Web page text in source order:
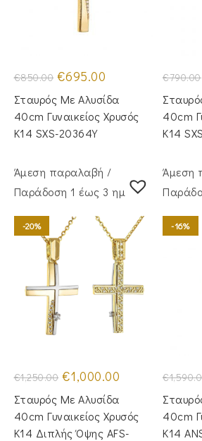
€850.00 Original
price
was:
€850.00.
€695.00
τιμή
είναι:
€695.00.
Σταυρός Με Αλυσίδα
40cm Γυναικείος Χρυσός
Κ14 SXS-20364Y
€790.00
40cm
Κ14
Άμεση παραλαβή /
Παράδoση 1 έως 3 ημέρες
-20%
€1,250.00 Original
price
was:
€1,250.00.
€1,000.00
€1,000.00.
Σταυρός Με Αλυσίδα
40cm Γυναικείος Χρυσός
Κ14 Διπλής Όψης AFS-
Άμεση
-16%
€
40cm
Κ14